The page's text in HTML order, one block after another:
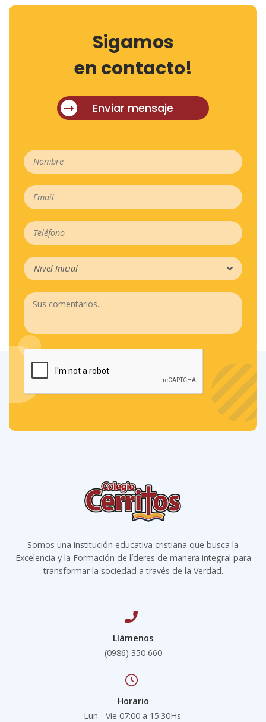
Sigamos
en contacto!
Enviar mensaje
Somos una institución educativa cristiana que busca la
Excelencia y la Formación de líderes de manera integral para
transformar la sociedad a través de la Verdad.
Llámenos
(0986) 350 660
Horario
Lun - Vie 07:00 a 15:30Hs.